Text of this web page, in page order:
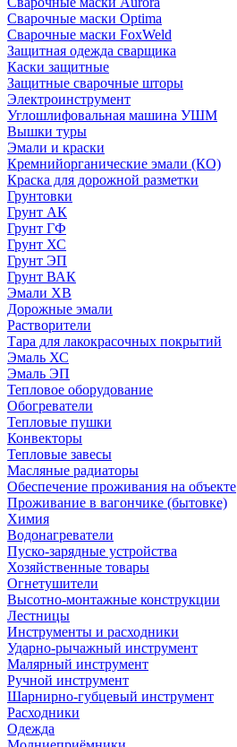
Сварочные маски Optima
Сварочные маски FoxWeld
Защитная одежда сварщика
Каски защитные
Защитные сварочные шторы
Электроинструмент
Углошлифовальная машина УШМ
Вышки туры
Эмали и краски
Кремнийорганические эмали (КО)
Краска для дорожной разметки
Грунтовки
Грунт АК
Грунт ГФ
Грунт ХС
Грунт ЭП
Грунт ВАК
Эмали ХВ
Дорожные эмали
Растворители
Тара для лакокрасочных покрытий
Эмаль ХС
Эмаль ЭП
Тепловое оборудование
Обогреватели
Тепловые пушки
Конвекторы
Тепловые завесы
Масляные радиаторы
Обеспечение проживания на объекте
Проживание в вагончике (бытовке)
Химия
Водонагреватели
Пуско-зарядные устройства
Хозяйственные товары
Огнетушители
Высотно-монтажные конструкции
Лестницы
Инструменты и расходники
Ударно-рычажный инструмент
Малярный инструмент
Ручной инструмент
Шарнирно-губцевый инструмент
Расходники
Одежда